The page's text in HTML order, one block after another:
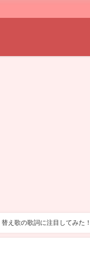
え歌の歌詞に注目してみた！